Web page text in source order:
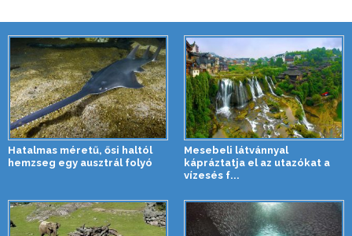
Hatalmas méretű, ősi haltól
hemzseg egy ausztrál folyó
Mesebeli látvánnyal
kápráztatja el az utazókat a
vízesés f...